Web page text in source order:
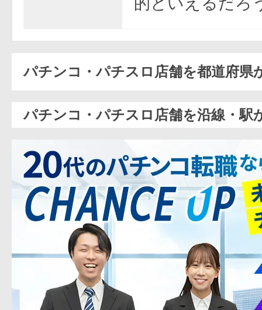
パチンコ・パチスロ店舗を都道府県
パチンコ・パチスロ店舗を沿線・駅